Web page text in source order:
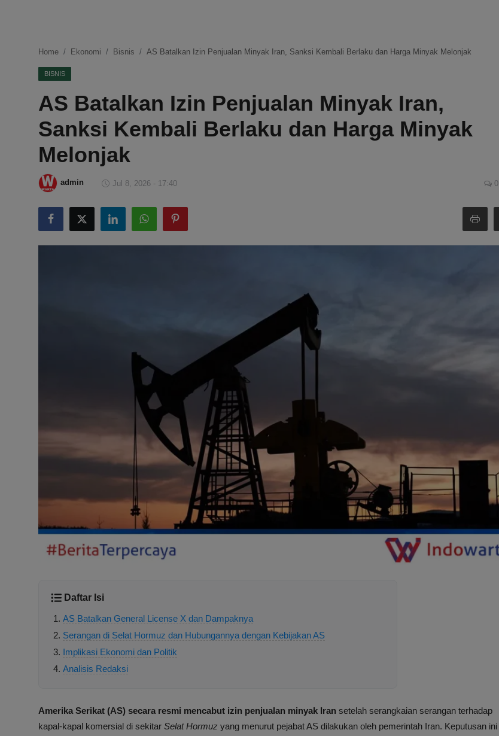
Ekonomi
Internasional
Teknologi
Hiburan
Kesehatan
Home Ekonomi Bisnis AS Batalkan Izin Penjualan Minyak Iran, Sanksi Kembali Berlaku dan Harga Minyak Melonjak
BISNIS
AS Batalkan Izin Penjualan Minyak Iran,
Sanksi Kembali Berlaku dan Harga Minyak
Melonjak
admin Jul 8, 2026 - 17:40 0
Daftar Isi
AS Batalkan General License X dan Dampaknya
Serangan di Selat Hormuz dan Hubungannya dengan Kebijakan AS
Implikasi Ekonomi dan Politik
Analisis Redaksi
Amerika Serikat (AS) secara resmi mencabut izin penjualan minyak Iran setelah serangkaian serangan terhadap
kapal-kapal komersial di sekitar Selat Hormuz yang menurut pejabat AS dilakukan oleh pemerintah Iran. Keputusan ini